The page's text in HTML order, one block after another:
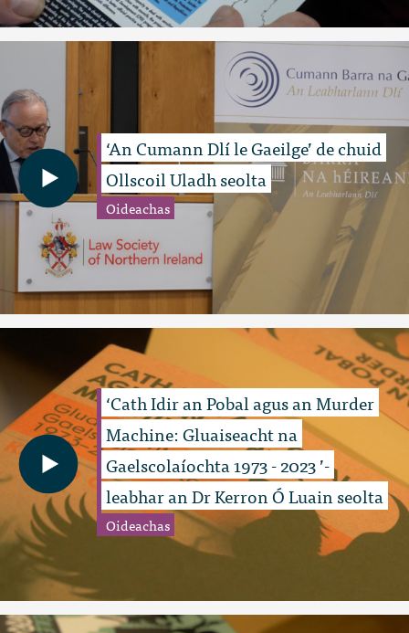
‘An Cumann Dlí le Gaeilge’ de chuid
Ollscoil Uladh seolta
Oideachas
‘Cath Idir an Pobal agus an Murder
Machine: Gluaiseacht na
Gaelscolaíochta 1973 - 2023 ’-
leabhar an Dr Kerron Ó Luain seolta
Oideachas